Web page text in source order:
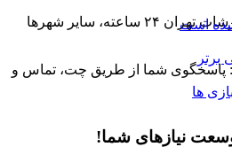
: سفارشات تهران ۲۴ ساعته، سایر شهرها
: پاسخگوی شما از طریق چت، تماس و
نیازهای شما!
است
ها